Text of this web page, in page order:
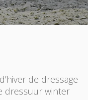
de dressage
dressuur winter